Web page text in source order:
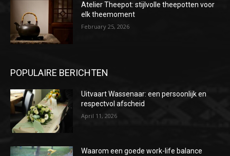
Atelier Theepot: stijlvolle theepotten voor
elk theemoment
February 25, 2026
POPULAIRE BERICHTEN
Uitvaart Wassenaar: een persoonlijk en
respectvol afscheid
April 11, 2026
Waarom een goede work-life balance